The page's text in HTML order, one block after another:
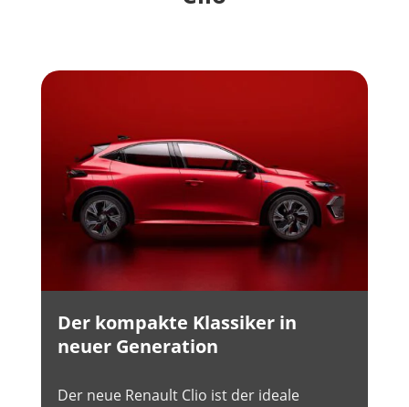
Der kompakte Klassiker in
neuer Generation
Der neue Renault Clio ist der ideale